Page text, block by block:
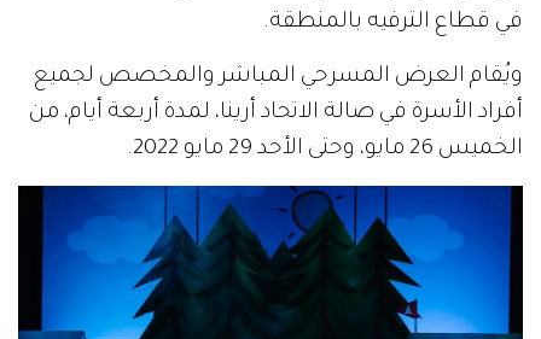
في قطاع الترفيه بالمنطقة.
ويُقام العرض المسرحي المباشر والمخصص لجميع
أفراد الأسرة في صالة الاتحاد أرينا، لمدة أربعة أيام، من
الخميس 26 مايو، وحتى الأحد 29 مايو 2022.